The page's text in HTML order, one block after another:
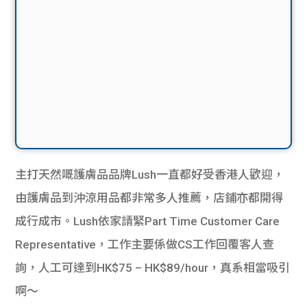
主打天然嘅護膚品品牌Lush一直都好受香港人歡迎，
由護膚品到沖涼用品都非常多人推薦，店鋪亦都開得
成行成市。Lush依家請緊Part Time Customer Care
Representative，工作主要係做CS工作回覆客人查
詢，人工可達到HK$75 – HK$89/hour，真系相當吸引
啊～